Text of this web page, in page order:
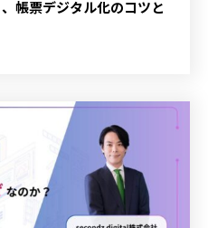
帳票デジタル化のコツと